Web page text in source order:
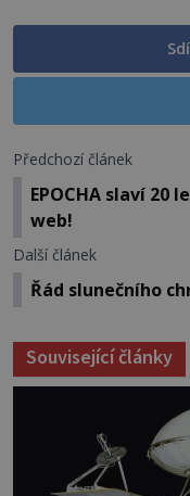
Předchozí článek
EPOCHA slaví 20
web!
Další článek
Řád slunečního
Související články